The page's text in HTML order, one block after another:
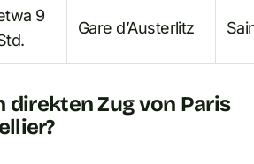
9
Gare d’Austerlitz
direkten Zug von Paris